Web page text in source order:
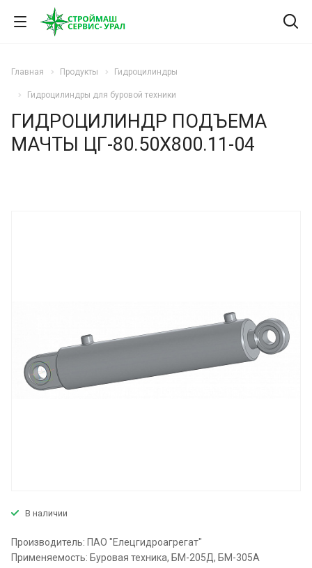
Главная Продукты Гидроцилиндры
Гидроцилиндры для буровой техники
ГИДРОЦИЛИНДР ПОДЪЕМА
МАЧТЫ ЦГ-80.50Х800.11-04
В наличии
Производитель: ПАО "Елецгидроагрегат"
Применяемость: Буровая техника, БМ-205Д, БМ-305А